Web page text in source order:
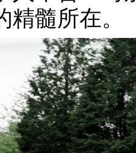
髓所在。